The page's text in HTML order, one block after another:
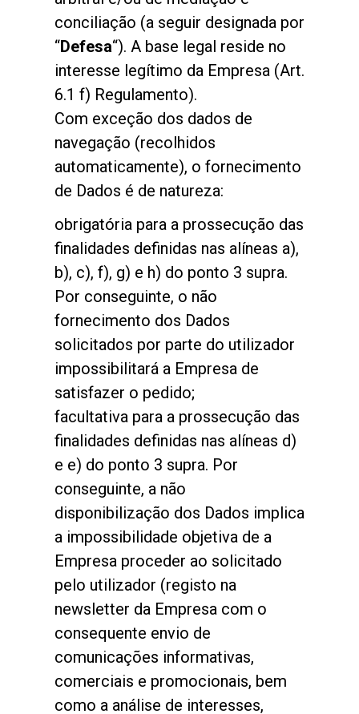
conciliação (a seguir designada por
“Defesa“). A base legal reside no
interesse legítimo da Empresa (Art.
6.1 f) Regulamento).
Com exceção dos dados de
navegação (recolhidos
automaticamente), o fornecimento
de Dados é de natureza:
obrigatória para a prossecução das
finalidades definidas nas alíneas a),
b), c), f), g) e h) do ponto 3 supra.
Por conseguinte, o não
fornecimento dos Dados
solicitados por parte do utilizador
impossibilitará a Empresa de
satisfazer o pedido;
facultativa para a prossecução das
finalidades definidas nas alíneas d)
e e) do ponto 3 supra. Por
conseguinte, a não
disponibilização dos Dados implica
a impossibilidade objetiva de a
Empresa proceder ao solicitado
pelo utilizador (registo na
newsletter da Empresa com o
consequente envio de
comunicações informativas,
comerciais e promocionais, bem
como a análise de interesses,